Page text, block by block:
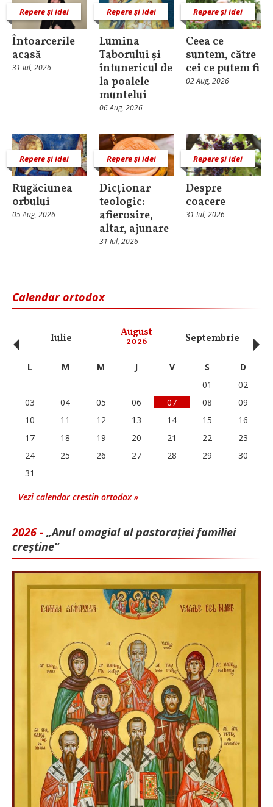
Repere și idei
Întoarcerile
acasă
31 Iul, 2026
Repere și idei
Lumina
Taborului și
întunericul de
la poalele
muntelui
06 Aug, 2026
Repere și idei
Ceea ce
suntem, către
cei ce putem fi
02 Aug, 2026
Repere și idei
Rugăciunea
orbului
05 Aug, 2026
Repere și idei
Dicționar
teologic:
afierosire,
altar, ajunare
31 Iul, 2026
Repere și idei
Despre
coacere
31 Iul, 2026
Calendar ortodox
Iulie August
2026 Septembrie
‹ L M M J V S
D
01
02
03
04 05 06 07 08
09
10
11 12 13 14 15
16
17
18 19 20 21 22
23
24
25 26 27 28 29
30
31
Vezi calendar crestin ortodox »
2026 - „Anul omagial al pastorației familiei
creștine”